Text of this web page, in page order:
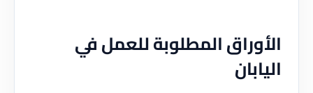
الأوراق المطلوبة للعمل في
اليابان